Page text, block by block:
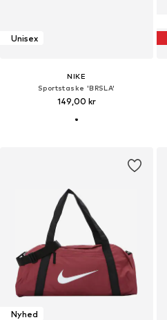
Unisex
NIKE
Sportstaske 'BRSLA'
149,00 kr
Nyhed